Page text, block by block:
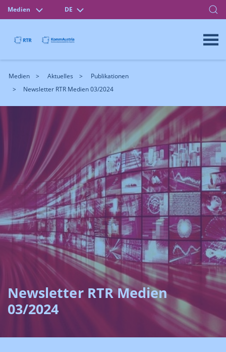
Medien DE
Medien Aktuelles
Publikationen
Newsletter RTR Medien 03/2024
Newsletter RTR Medien
03/2024